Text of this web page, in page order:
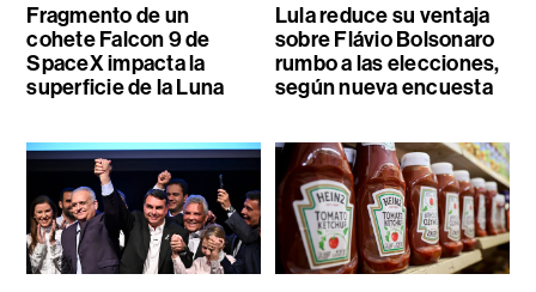
Fragmento de un
cohete Falcon 9 de
SpaceX impacta la
superficie de la Luna
Lula reduce su ventaja
sobre Flávio Bolsonaro
rumbo a las elecciones,
según nueva encuesta